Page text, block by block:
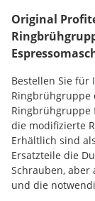
Original
Bestellen Sie für
Ringbrühgruppe
Ringbrühgruppe
die modifizierte
Erhältlich sind
Ersatzteile die
Schrauben,
und die